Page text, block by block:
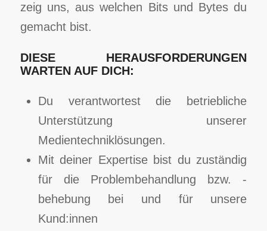
zeig uns, aus welchen Bits und Bytes du
gemacht bist.
DIESE HERAUSFORDERUNGEN
WARTEN AUF DICH:
Du verantwortest die betriebliche
Unterstützung unserer
Medientechniklösungen.
Mit deiner Expertise bist du zuständig
für die Problembehandlung bzw. -
behebung bei und für unsere
Kund:innen